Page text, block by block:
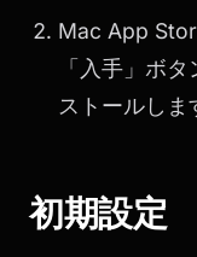
Mac App
「入手」ボ
ストールしま
初期設定